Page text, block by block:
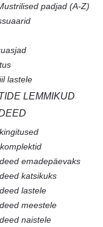
padjad (A-Z)
lastele
LEMMIKUD
emadepäevaks
katsikuks
lastele
meestele
naistele